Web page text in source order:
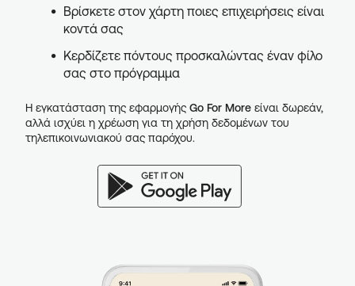
Βρίσκετε στον χάρτη ποιες επιχειρήσεις είναι
κοντά σας
Κερδίζετε πόντους προσκαλώντας έναν φίλο
σας στο πρόγραμμα
Η εγκατάσταση της εφαρμογής Go For More είναι δωρεάν,
αλλά ισχύει η χρέωση για τη χρήση δεδομένων του
τηλεπικοινωνιακού σας παρόχου.